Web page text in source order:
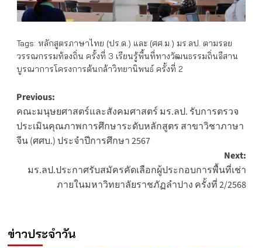
Tags: หลักสูตรภาษาไทย (ปร.ด.) และ (ศศ.ม.) มร.ลป. ตามรอย
วรรณกรรมท้องถิ่น ครั้งที่ 3 เรียนรู้พื้นที่ทางวัฒนธรรมถิ่นอีสาน
บูรณาการโครงการต้นกล้าวิทยานิพนธ์ ครั้งที่ 2
Post
navigation
Previous:
คณะมนุษยศาสตร์และสังคมศาสตร์ มร.ลป. รับการตรวจ
ประเมินคุณภาพการศึกษาระดับหลักสูตร สาขาวิชาภาษา
จีน (ศศบ.) ประจำปีการศึกษา 2567
Next:
มร.ลป.ประกาศรับสมัครคัดเลือกผู้ประกอบการพื้นที่เช่า
ภายในมหาวิทยาลัยราชภัฏลำปาง ครั้งที่ 2/2568
ข่าวประจำวัน